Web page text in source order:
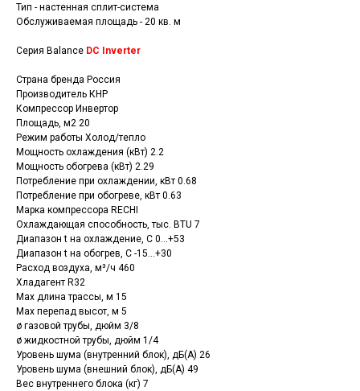
Тип - настенная сплит-система
Обслуживаемая площадь - 20 кв. м
Серия Balance DC Inverter
Страна бренда Россия
Производитель КНР
Компрессор Инвертор
Площадь, м2 20
Режим работы Холод/тепло
Мощность охлаждения (кВт) 2.2
Мощность обогрева (кВт) 2.29
Потребление при охлаждении, кВт 0.68
Потребление при обогреве, кВт 0.63
Марка компрессора RECHI
Охлаждающая способность, тыс. BTU 7
Диапазон t на охлаждение, С 0...+53
Диапазон t на обогрев, С -15...+30
Расход воздуха, м³/ч 460
Хладагент R32
Max длина трассы, м 15
Max перепад высот, м 5
ø газовой трубы, дюйм 3/8
ø жидкостной трубы, дюйм 1/4
Уровень шума (внутренний блок), дБ(А) 26
Уровень шума (внешний блок), дБ(А) 49
Вес внутреннего блока (кг) 7